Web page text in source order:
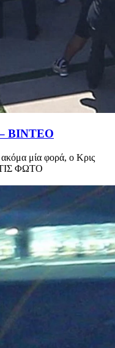
– ΒΙΝΤΕΟ
ακόμα μία φορά, ο Κρις
ΦΩΤΟ